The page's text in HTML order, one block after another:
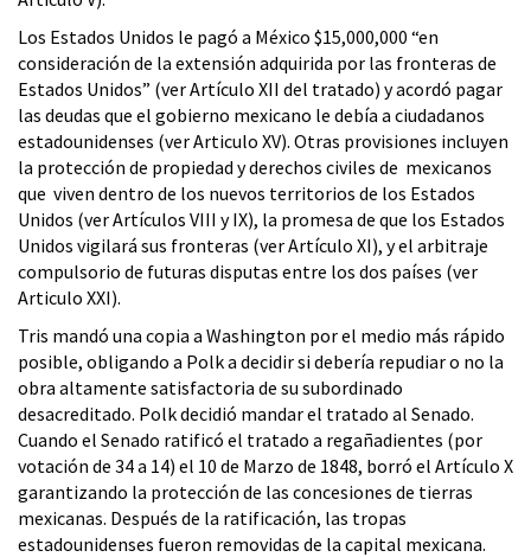
Los Estados Unidos le pagó a México $15,000,000 “en
consideración de la extensión adquirida por las fronteras de
Estados Unidos” (ver Artículo XII del tratado) y acordó pagar
las deudas que el gobierno mexicano le debía a ciudadanos
estadounidenses (ver Articulo XV). Otras provisiones incluyen
la protección de propiedad y derechos civiles de mexicanos
que viven dentro de los nuevos territorios de los Estados
Unidos (ver Artículos VIII y IX), la promesa de que los Estados
Unidos vigilará sus fronteras (ver Artículo XI), y el arbitraje
compulsorio de futuras disputas entre los dos países (ver
Articulo XXI).
Tris mandó una copia a Washington por el medio más rápido
posible, obligando a Polk a decidir si debería repudiar o no la
obra altamente satisfactoria de su subordinado
desacreditado. Polk decidió mandar el tratado al Senado.
Cuando el Senado ratificó el tratado a regañadientes (por
votación de 34 a 14) el 10 de Marzo de 1848, borró el Artículo X
garantizando la protección de las concesiones de tierras
mexicanas. Después de la ratificación, las tropas
estadounidenses fueron removidas de la capital mexicana.